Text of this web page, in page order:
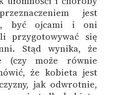
jest
być ojcami i oni
się
Stąd wynika, że
(czy może równie
że kobieta jest
jak odwrotnie,